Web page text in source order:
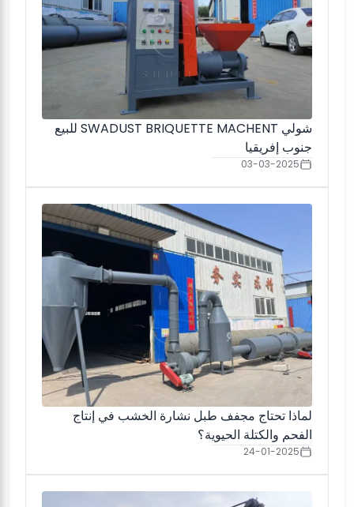
شولي SWADUST BRIQUETTE MACHENT للبيع
جنوب إفريقيا
03-03-2025
لماذا تحتاج مجفف طبل نشارة الخشب في إنتاج
الفحم والكتلة الحيوية؟
24-01-2025